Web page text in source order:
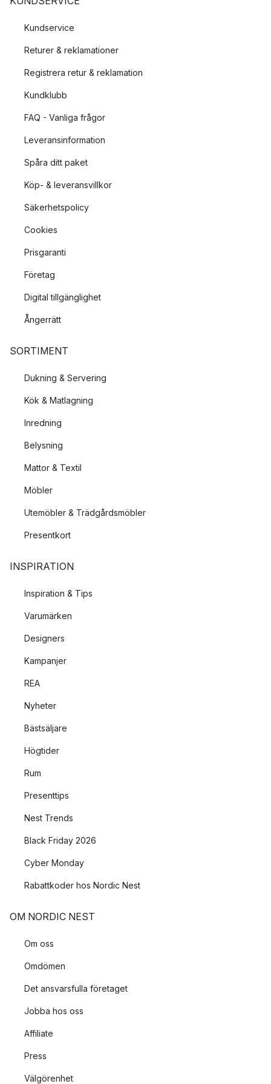
Kundservice
Returer & reklamationer
Registrera retur & reklamation
Kundklubb
FAQ - Vanliga frågor
Leveransinformation
Spåra ditt paket
Köp- & leveransvillkor
Säkerhetspolicy
Cookies
Prisgaranti
Företag
Digital tillgänglighet
Ångerrätt
SORTIMENT
Dukning & Servering
Kök & Matlagning
Inredning
Belysning
Mattor & Textil
Möbler
Utemöbler & Trädgårdsmöbler
Presentkort
INSPIRATION
Inspiration & Tips
Varumärken
Designers
Kampanjer
REA
Nyheter
Bästsäljare
Högtider
Rum
Presenttips
Nest Trends
Black Friday 2026
Cyber Monday
Rabattkoder hos Nordic Nest
OM NORDIC NEST
Om oss
Omdömen
Det ansvarsfulla företaget
Jobba hos oss
Affiliate
Press
Välgörenhet